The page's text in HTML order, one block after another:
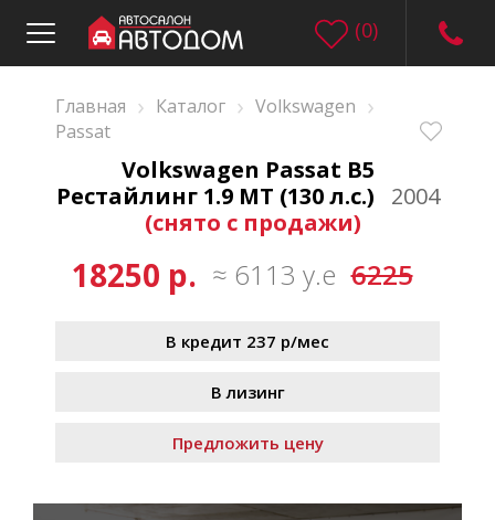
(0)
Главная › Каталог › Volkswagen ›
Passat
Volkswagen Passat B5
Рестайлинг 1.9 MT (130 л.с.)
2004
(снято с продажи)
18250 р. ≈ 6113 у.е 6225
В кредит 237 р/мес
В лизинг
Предложить цену